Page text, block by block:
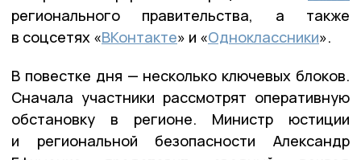
регионального правительства, а также
в соцсетях «ВКонтакте» и «Одноклассники».
В повестке дня — несколько ключевых блоков.
Сначала участники рассмотрят оперативную
обстановку в регионе. Министр юстиции
и региональной безопасности Александр